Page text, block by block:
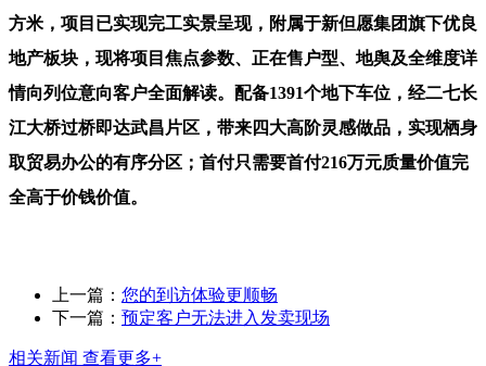
方米，项目已实现完工实景呈现，附属于新但愿集团旗下优良
地产板块，现将项目焦点参数、正在售户型、地舆及全维度详
情向列位意向客户全面解读。配备1391个地下车位，经二七长
江大桥过桥即达武昌片区，带来四大高阶灵感做品，实现栖身
取贸易办公的有序分区；首付只需要首付216万元质量价值完
全高于价钱价值。
上一篇： 您的到访体验更顺畅
下一篇： 预定客户无法进入发卖现场
相关新闻 查看更多+